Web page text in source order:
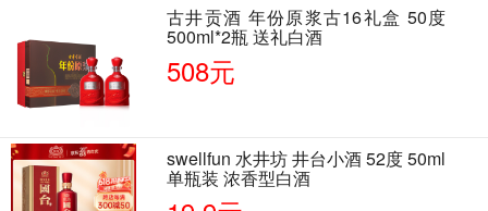
古井贡酒 年份原浆古16礼盒 50度
500ml*2瓶 送礼白酒
508元
swellfun 水井坊 井台小酒 52度 50ml
单瓶装 浓香型白酒